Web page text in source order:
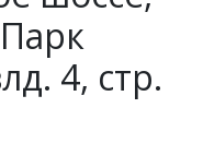
4, стр.